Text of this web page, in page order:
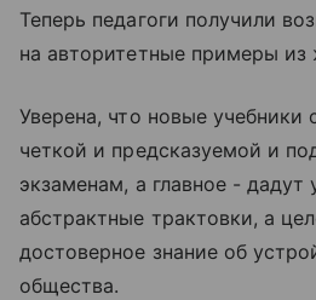
Теперь педагоги получили
на авторитетные примеры из
Уверена, что новые учебники
четкой и предсказуемой и
экзаменам, а главное - дадут
абстрактные трактовки, а
достоверное знание об
общества.